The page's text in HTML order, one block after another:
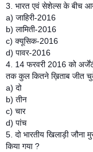
3. भारत एवं सेशेल्स के बीच
a) जाहिरी-2016
b) लामिती-2016
c) क्यूसिक-2016
d) पावर-2016
4. 14 फरवरी 2016 को
तक कुल कितने ख़िताब जीत
a) दो
b) तीन
c) चार
d) पांच
5. दो भारतीय खिलाड़ी जौना
किया गया ?